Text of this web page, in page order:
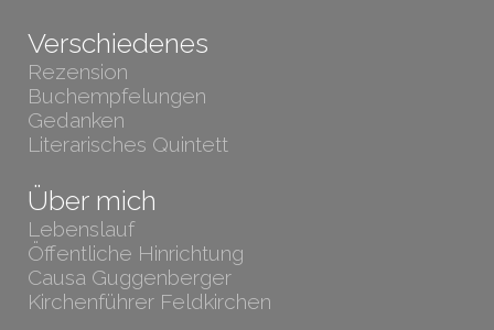
Verschiedenes
Rezension
Buchempfelungen
Gedanken
Literarisches Quintett
Über mich
Lebenslauf
Öffentliche Hinrichtung
Causa Guggenberger
Kirchenführer Feldkirchen